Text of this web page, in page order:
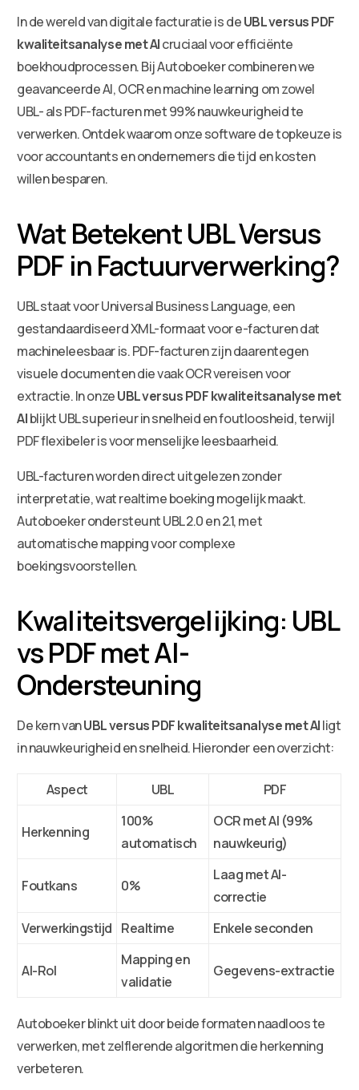
In de wereld van digitale facturatie is deUBL versus PDF
kwaliteitsanalyse met AIcruciaal voor efficiënte
boekhoudprocessen. Bij Autoboeker combineren we
geavanceerde AI, OCR en machine learning om zowel
UBL- als PDF-facturen met 99% nauwkeurigheid te
verwerken. Ontdek waarom onze software de topkeuze is
voor accountants en ondernemers die tijd en kosten
willen besparen.
Wat Betekent UBL Versus
PDF in Factuurverwerking?
UBL staat voor Universal Business Language, een
gestandaardiseerd XML-formaat voor e-facturen dat
machineleesbaar is. PDF-facturen zijn daarentegen
visuele documenten die vaak OCR vereisen voor
extractie. In onzeUBL versus PDF kwaliteitsanalyse met
AIblijkt UBL superieur in snelheid en foutloosheid, terwijl
PDF flexibeler is voor menselijke leesbaarheid.
UBL-facturen worden direct uitgelezen zonder
interpretatie, wat realtime boeking mogelijk maakt.
Autoboeker ondersteunt UBL 2.0 en 2.1, met
automatische mapping voor complexe
boekingsvoorstellen.
Kwaliteitsvergelijking: UBL
vs PDF met AI-
Ondersteuning
De kern vanUBL versus PDF kwaliteitsanalyse met AIligt
in nauwkeurigheid en snelheid. Hieronder een overzicht:
Aspect UBL PDF
Herkenning
100%
automatisch
OCR met AI (99%
nauwkeurig)
Foutkans 0%
Laag met AI-
correctie
Verwerkingstijd Realtime Enkele seconden
AI-Rol
Mapping en
validatie
Gegevens-extractie
Autoboeker blinkt uit door beide formaten naadloos te
verwerken, met zelflerende algoritmen die herkenning
verbeteren.